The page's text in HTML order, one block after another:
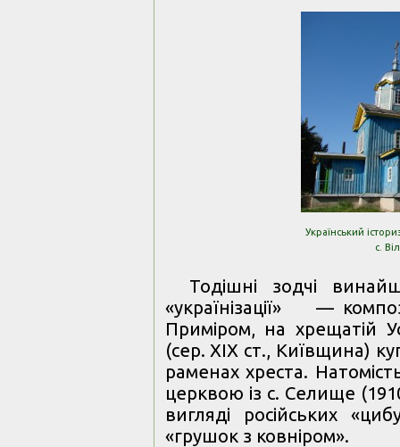
Український
с.
Тодішні зодчі
«українізації» —
Приміром, на хрещатій
(сер. ХІХ ст., Київщина)
раменах хреста.
церквою із с. Селище
вигляді російських
«грушок з ковніром».